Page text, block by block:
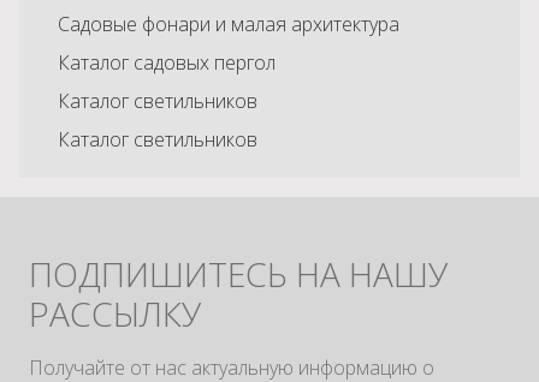
Садовые фонари и малая архитектура
Каталог садовых пергол
Каталог светильников
Каталог светильников
ПОДПИШИТЕСЬ НА НАШУ
РАССЫЛКУ
Получайте от нас актуальную информацию о